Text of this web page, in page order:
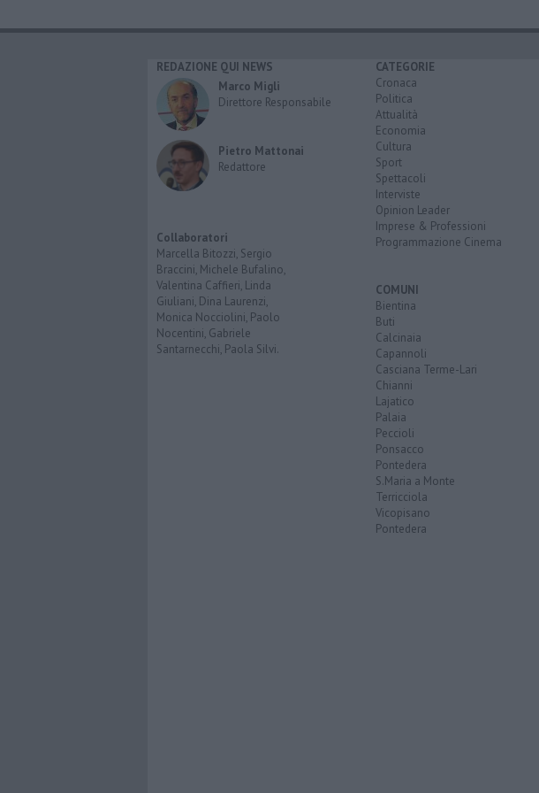
REDAZIONE QUI NEWS
Marco Migli
Direttore Responsabile
Pietro Mattonai
Redattore
Collaboratori
Marcella Bitozzi, Sergio
Braccini, Michele Bufalino,
Valentina Caffieri, Linda
Giuliani, Dina Laurenzi,
Monica Nocciolini, Paolo
Nocentini, Gabriele
Santarnecchi, Paola Silvi.
CATEGORIE
Cronaca
Politica
Attualità
Economia
Cultura
Sport
Spettacoli
Interviste
Opinion Leader
Imprese & Professioni
Programmazione Cinema
COMUNI
Bientina
Buti
Calcinaia
Capannoli
Casciana Terme-Lari
Chianni
Lajatico
Palaia
Peccioli
Ponsacco
Pontedera
S.Maria a Monte
Terricciola
Vicopisano
Pontedera